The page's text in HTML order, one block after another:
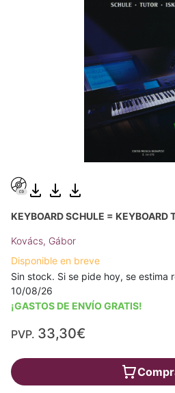
KEYBOARD SCHULE = KEYBOARD
Kovács, Gábor
Disponible en breve
Sin stock. Si se pide hoy, se estima
10/08/26
¡GASTOS DE ENVÍO GRATIS!
PVP. 33,30€